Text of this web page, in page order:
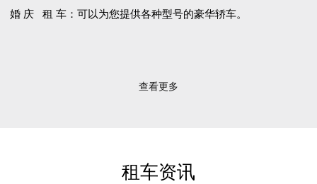
婚 庆 租 车：可以为您提供各种型号的豪华轿车。
查看更多
租车资讯